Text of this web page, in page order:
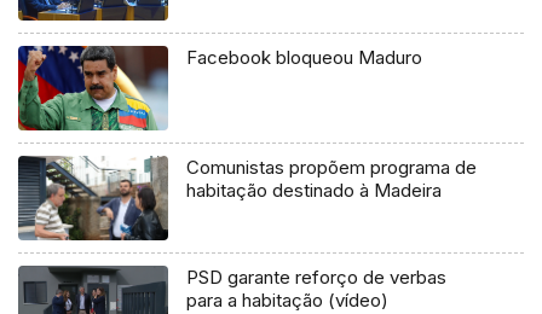
Facebook bloqueou Maduro
Comunistas propõem programa de
habitação destinado à Madeira
PSD garante reforço de verbas
para a habitação (vídeo)